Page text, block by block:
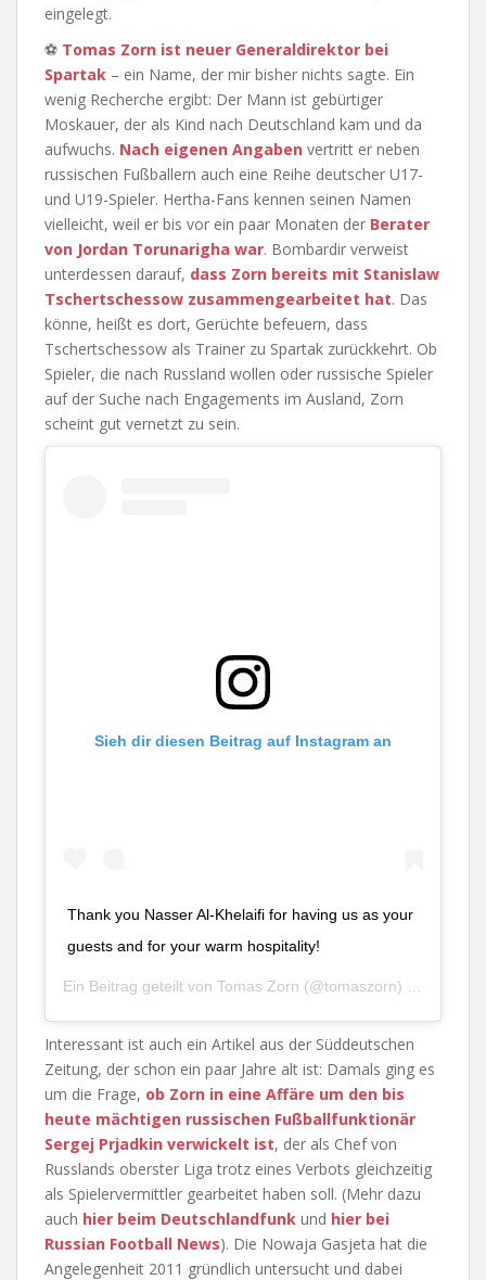
eingelegt.
⚽ Tomas Zorn ist neuer Generaldirektor bei
Spartak – ein Name, der mir bisher nichts sagte. Ein
wenig Recherche ergibt: Der Mann ist gebürtiger
Moskauer, der als Kind nach Deutschland kam und da
aufwuchs. Nach eigenen Angaben vertritt er neben
russischen Fußballern auch eine Reihe deutscher U17-
und U19-Spieler. Hertha-Fans kennen seinen Namen
vielleicht, weil er bis vor ein paar Monaten der Berater
von Jordan Torunarigha war. Bombardir verweist
unterdessen darauf, dass Zorn bereits mit Stanislaw
Tschertschessow zusammengearbeitet hat. Das
könne, heißt es dort, Gerüchte befeuern, dass
Tschertschessow als Trainer zu Spartak zurückkehrt. Ob
Spieler, die nach Russland wollen oder russische Spieler
auf der Suche nach Engagements im Ausland, Zorn
scheint gut vernetzt zu sein.
Sieh dir diesen Beitrag auf Instagram an
Thank you Nasser Al-Khelaifi for having us as your
guests and for your warm hospitality!
Ein Beitrag geteilt von Tomas Zorn (@tomaszorn) am
Interessant ist auch ein Artikel aus der Süddeutschen
Zeitung, der schon ein paar Jahre alt ist: Damals ging es
um die Frage, ob Zorn in eine Affäre um den bis
heute mächtigen russischen Fußballfunktionär
Sergej Prjadkin verwickelt ist, der als Chef von
Russlands oberster Liga trotz eines Verbots gleichzeitig
als Spielervermittler gearbeitet haben soll. (Mehr dazu
auch hier beim Deutschlandfunk und hier bei
Russian Football News). Die Nowaja Gasjeta hat die
Angelegenheit 2011 gründlich untersucht und dabei